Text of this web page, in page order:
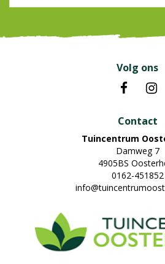
Volg ons
Contact
Tuincentrum
Damweg 7
4905BS
0162-451852